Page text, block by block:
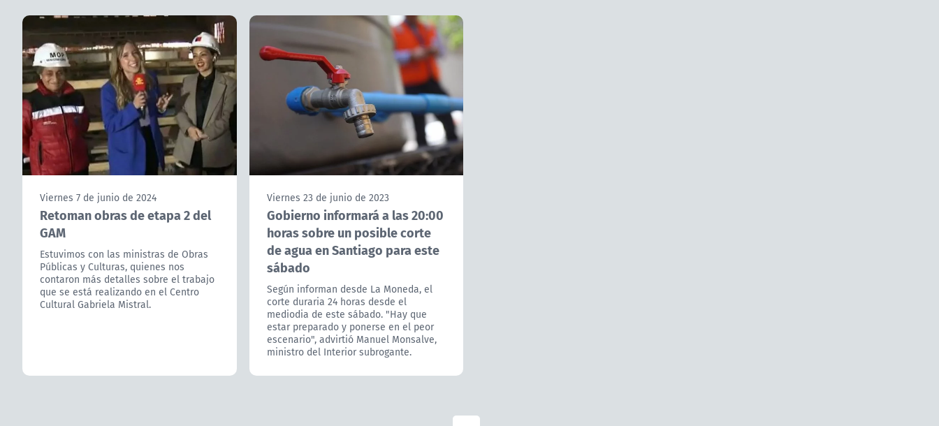
Viernes 7 de junio de 2024
Retoman obras de etapa 2 del
GAM
Estuvimos con las ministras de Obras
Públicas y Culturas, quienes nos
contaron más detalles sobre el trabajo
que se está realizando en el Centro
Cultural Gabriela Mistral.
Viernes 23 de junio de 2023
Gobierno informará a las 20:00
horas sobre un posible corte
de agua en Santiago para este
sábado
Según informan desde La Moneda, el
corte duraria 24 horas desde el
mediodia de este sábado. "Hay que
estar preparado y ponerse en el peor
escenario", advirtió Manuel Monsalve,
ministro del Interior subrogante.